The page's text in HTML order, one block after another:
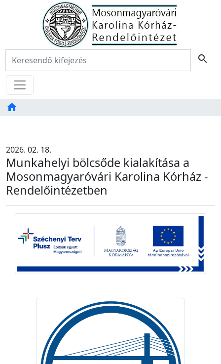
Főoldal
Keresés: search
Menü
home
TAB
2026. 02. 18.
Munkahelyi bölcsőde kialakítása a
Mosonmagyaróvári Karolina Kórház -
Rendelőintézetben